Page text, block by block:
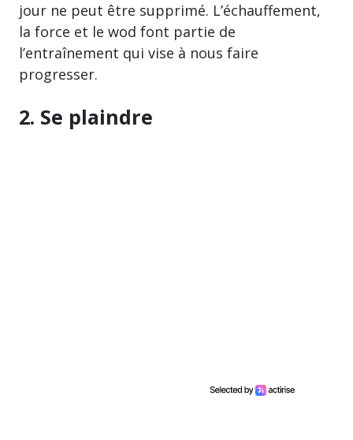
jour ne peut être supprimé. L’échauffement,
la force et le wod font partie de
l’entraînement qui vise à nous faire
progresser.
2. Se plaindre